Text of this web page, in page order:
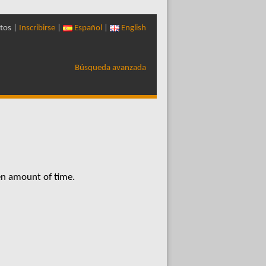
| Inscribirse Español English
Búsqueda avanzada
amount of time.